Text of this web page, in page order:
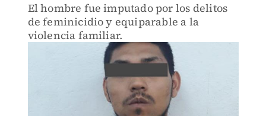
El hombre fue imputado por los delitos
de feminicidio y equiparable a la
violencia familiar.